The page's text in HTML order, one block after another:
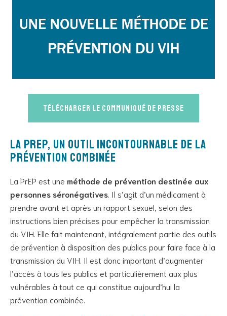
Télécharger le communiqué de presse
La PrEP, un outil incontournable de la
prévention combinée
La PrEP est une méthode de prévention destinée aux
personnes séronégatives . Il s’agit d’un médicament à
prendre avant et après un rapport sexuel, selon des
instructions bien précises pour empêcher la transmission
du VIH. Elle fait maintenant, intégralement partie des outils
de prévention à disposition des publics pour faire face à la
transmission du VIH. Il est donc important d’augmenter
l’accès à tous les publics et particulièrement aux plus
vulnérables à tout ce qui constitue aujourd’hui la
prévention combinée.